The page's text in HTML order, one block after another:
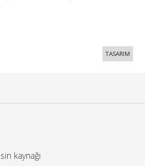
TASARIM
kaynağı